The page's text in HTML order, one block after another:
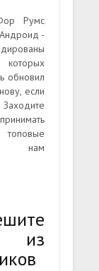
Румс
-
обновил
если
нам
из